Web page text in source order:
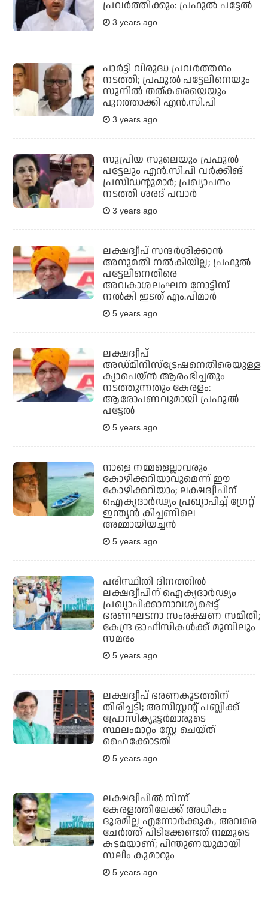
പ്രവര്‍ത്തിക്കും: പ്രഫുല്‍ പട്ടേല്‍
3 years ago
പാര്‍ട്ടി വിരുദ്ധ പ്രവര്‍ത്തനം
നടത്തി; പ്രഫുല്‍ പട്ടേലിനെയും
സുനില്‍ തത്കരെയെയും
പുറത്താക്കി എന്‍.സി.പി
3 years ago
സുപ്രിയ സുലെയും പ്രഫുല്‍
പട്ടേലും എന്‍.സി.പി വര്‍ക്കിങ്
പ്രസിഡന്റുമാര്‍; പ്രഖ്യാപനം
നടത്തി ശരദ് പവാര്‍
3 years ago
ലക്ഷദ്വീപ് സന്ദര്‍ശിക്കാന്‍
അനുമതി നല്‍കിയില്ല; പ്രഫുല്‍
പട്ടേലിനെതിരെ
അവകാശലംഘന നോട്ടിസ്
നല്‍കി ഇടത് എം.പിമാര്‍
5 years ago
ലക്ഷദ്വീപ്
അഡ്മിനിസ്‌ട്രേഷനെതിരെയുള്ള
ക്യാപെയ്ന്‍ ആരംഭിച്ചതും
നടത്തുന്നതും കേരളം:
ആരോപണവുമായി പ്രഫുല്‍
പട്ടേല്‍
5 years ago
നാളെ നമ്മളെല്ലാവരും
കോഴിക്കറിയാവുമെന്ന് ഈ
കോഴിക്കറിയാം; ലക്ഷദ്വീപിന്
ഐക്യദാര്‍ഢ്യം പ്രഖ്യാപിച്ച് ഗ്രേറ്റ്
ഇന്ത്യന്‍ കിച്ചണിലെ
അമ്മായിയച്ചന്‍
5 years ago
പരിസ്ഥിതി ദിനത്തില്‍
ലക്ഷദ്വീപിന് ഐക്യദാര്‍ഢ്യം
പ്രഖ്യാപിക്കാനാവശ്യപ്പെട്ട്
ഭരണഘടനാ സംരക്ഷണ സമിതി;
കേന്ദ്ര ഓഫീസികള്‍ക്ക് മുമ്പിലും
സമരം
5 years ago
ലക്ഷദ്വീപ് ഭരണകൂടത്തിന്
തിരിച്ചടി; അസിസ്റ്റന്റ് പബ്ലിക്ക്
പ്രോസിക്യൂട്ടര്‍മാരുടെ
സ്ഥലംമാറ്റം സ്റ്റേ ചെയ്ത്
ഹൈക്കോടതി
5 years ago
ലക്ഷദ്വീപില്‍ നിന്ന്
കേരളത്തിലേക്ക് അധികം
ദൂരമില്ല എന്നോര്‍ക്കുക, അവരെ
ചേര്‍ത്ത് പിടിക്കേണ്ടത് നമ്മുടെ
കടമയാണ്; പിന്തുണയുമായി
സലീം കുമാറും
5 years ago